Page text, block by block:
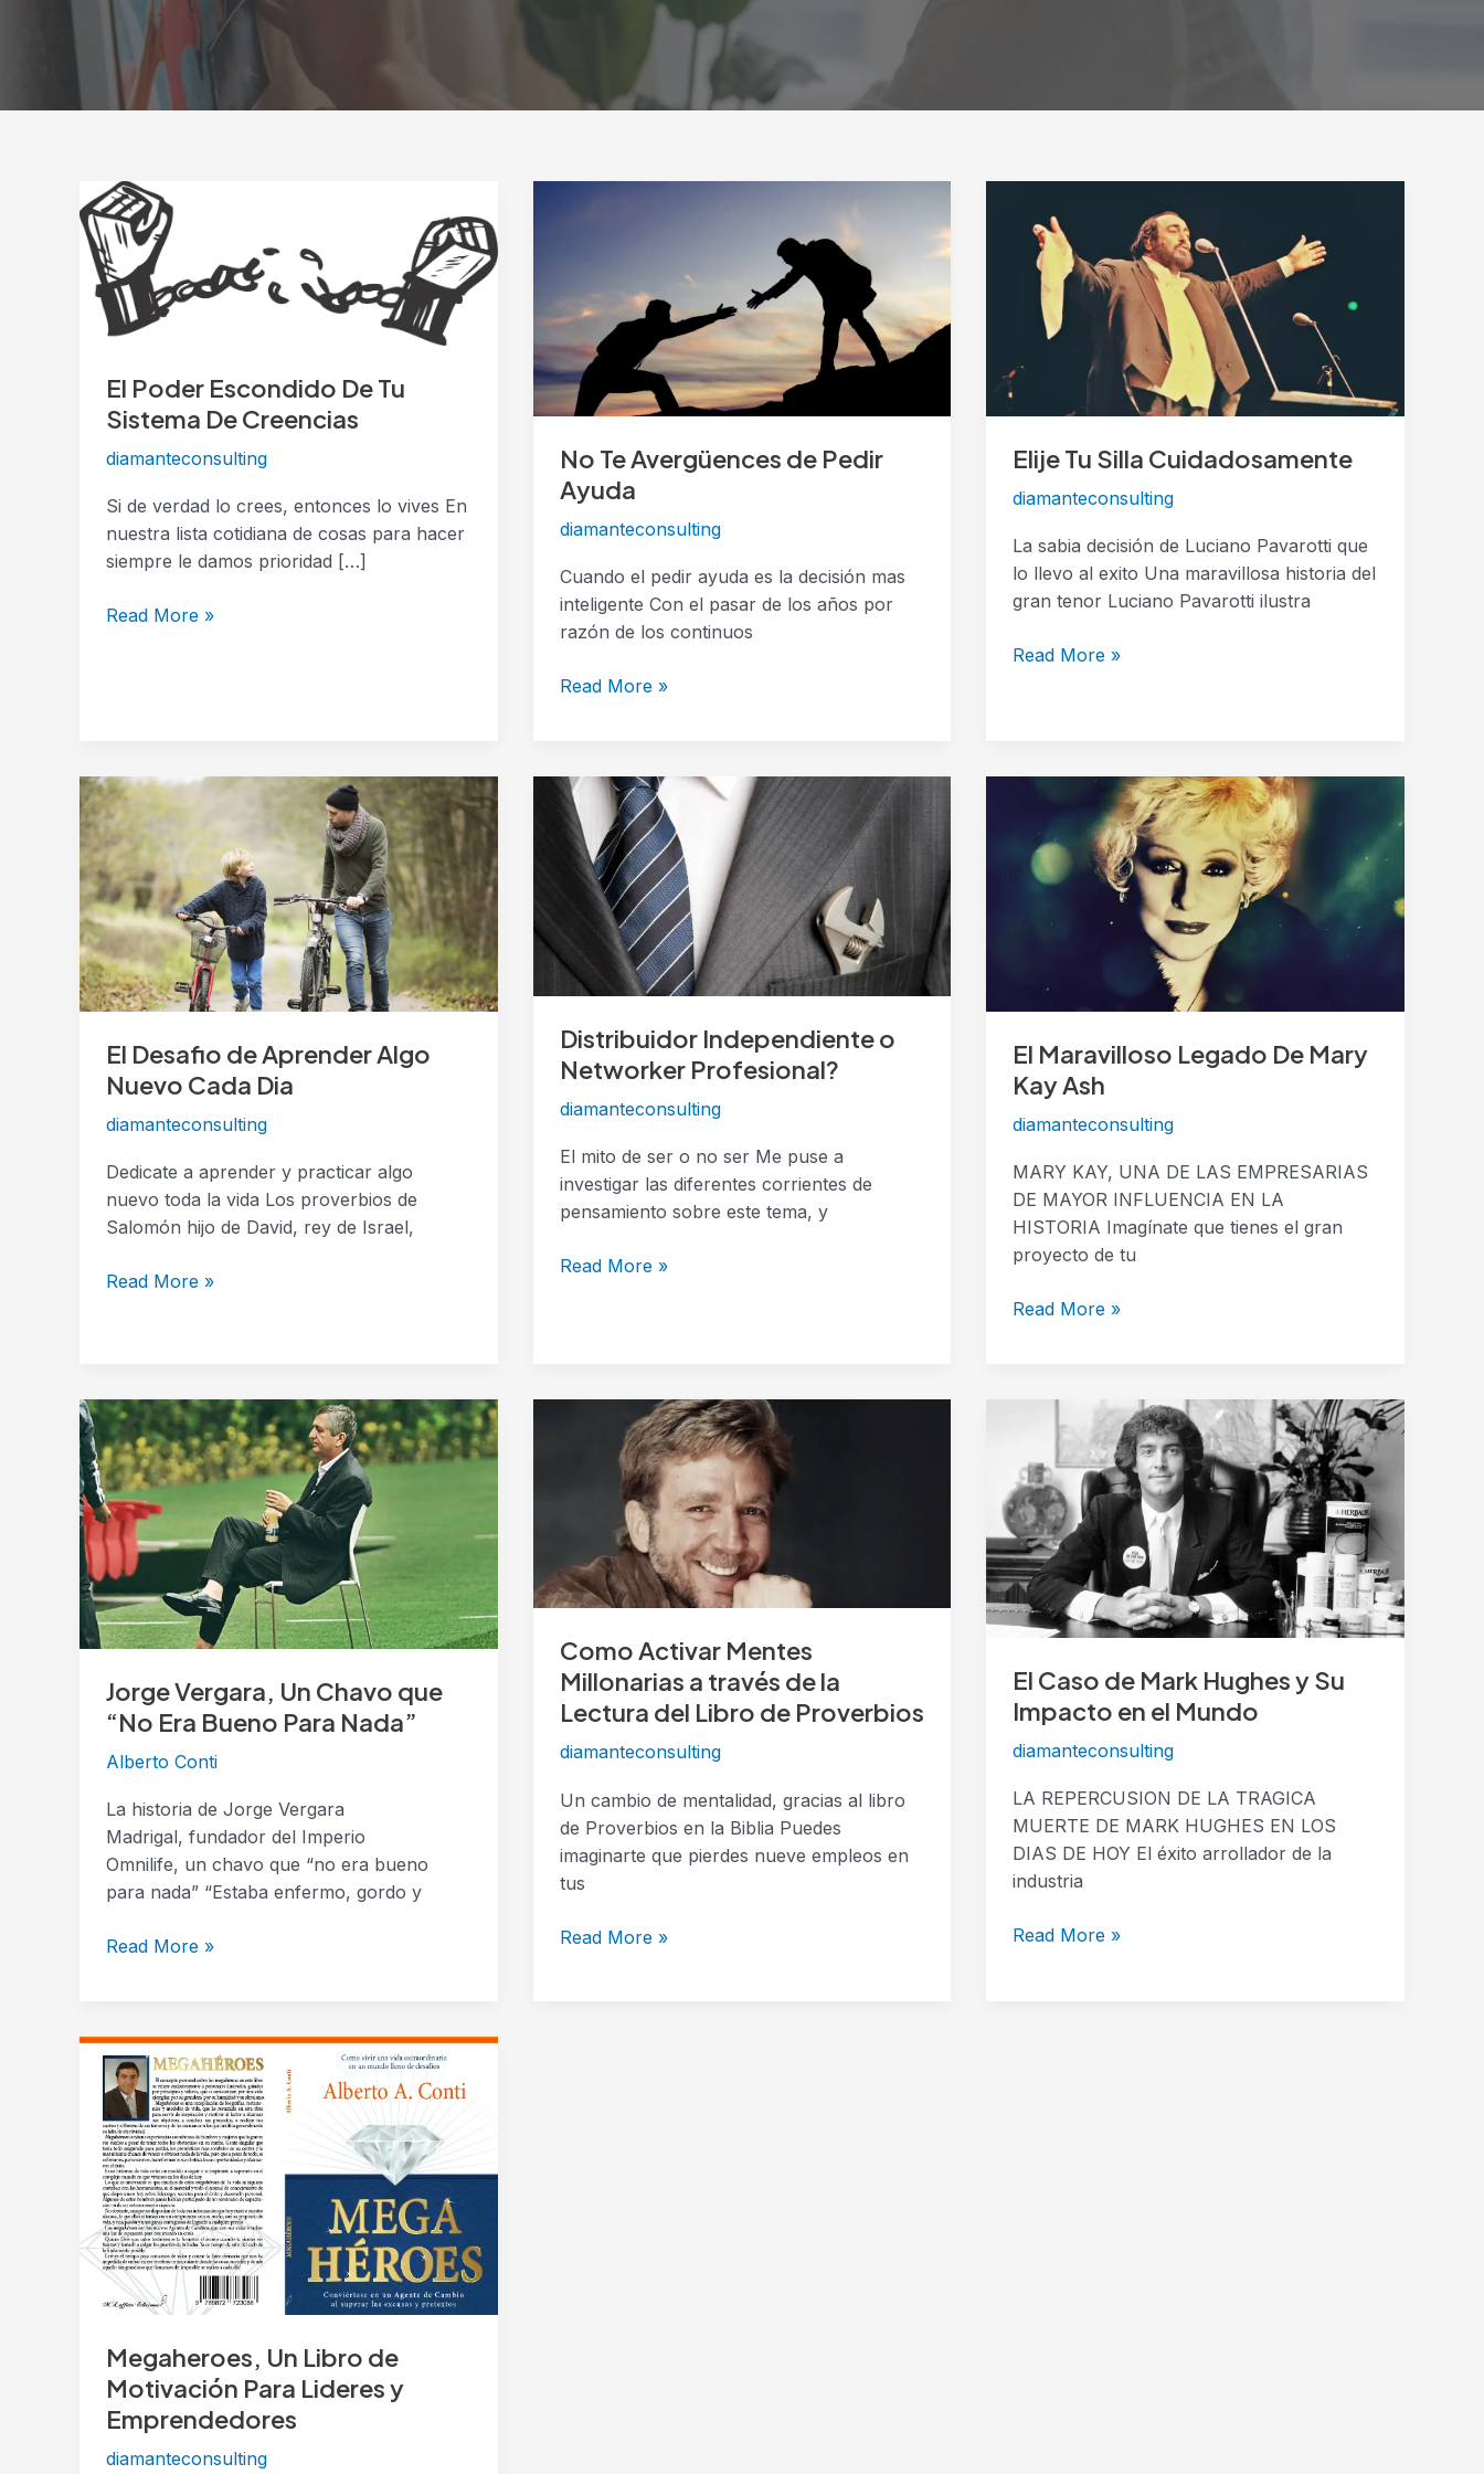
El Poder Escondido De Tu
Sistema De Creencias
diamanteconsulting
Si de verdad lo crees, entonces lo vives En
nuestra lista cotidiana de cosas para hacer
siempre le damos prioridad […]
El
Poder
Escondido
De
Tu
Sistema
Creencias
Read More »
No Te Avergüences de Pedir
Ayuda
diamanteconsulting
Cuando el pedir ayuda es la decisión mas
inteligente Con el pasar de los años por
razón de los continuos
Pedir
Ayuda
Read More »
Elije Tu Silla Cuidadosamente
diamanteconsulting
La sabia decisión de Luciano Pavarotti que
lo llevo al exito Una maravillosa historia del
gran tenor Luciano Pavarotti ilustra
Tu
Silla
Cuidadosamente
Read More »
El Desafio de Aprender Algo
Nuevo Cada Dia
diamanteconsulting
Dedicate a aprender y practicar algo
nuevo toda la vida Los proverbios de
Salomón hijo de David, rey de Israel,
El
Desafio
de
Aprender
Algo
Nuevo
Cada
Dia
Read More »
Distribuidor Independiente o
Networker Profesional?
diamanteconsulting
El mito de ser o no ser Me puse a
investigar las diferentes corrientes de
pensamiento sobre este tema, y
Distribuidor
Independiente
Networker
Profesional?
Read More »
El Maravilloso Legado De Mary
Kay Ash
diamanteconsulting
MARY KAY, UNA DE LAS EMPRESARIAS
DE MAYOR INFLUENCIA EN LA
HISTORIA Imagínate que tienes el gran
proyecto de tu
Maravilloso
Legado
De
Read More »
Jorge Vergara, Un Chavo que
“No Era Bueno Para Nada”
Alberto Conti
La historia de Jorge Vergara
Madrigal, fundador del Imperio
Omnilife, un chavo que “no era bueno
para nada” “Estaba enfermo, gordo y
Jorge
Vergara,
Un
Chavo
que
“No
Era
Bueno
Para
Read More »
Como Activar Mentes
Millonarias a través de la
Lectura del Libro de Proverbios
diamanteconsulting
Un cambio de mentalidad, gracias al libro
de Proverbios en la Biblia Puedes
imaginarte que pierdes nueve empleos en
tus
Mentes
Millonarias
través
de
la
del
Libro
de
Proverbios
Read More »
El Caso de Mark Hughes y Su
Impacto en el Mundo
diamanteconsulting
LA REPERCUSION DE LA TRAGICA
MUERTE DE MARK HUGHES EN LOS
DIAS DE HOY El éxito arrollador de la
industria
de
Mark
Hughes
y
Su
Impacto
en
Mundo
Read More »
Megaheroes, Un Libro de
Motivación Para Lideres y
Emprendedores
diamanteconsulting
Megaheroes,
Un
Libro
de
Motivación
Para
Lideres
y
Emprendedores